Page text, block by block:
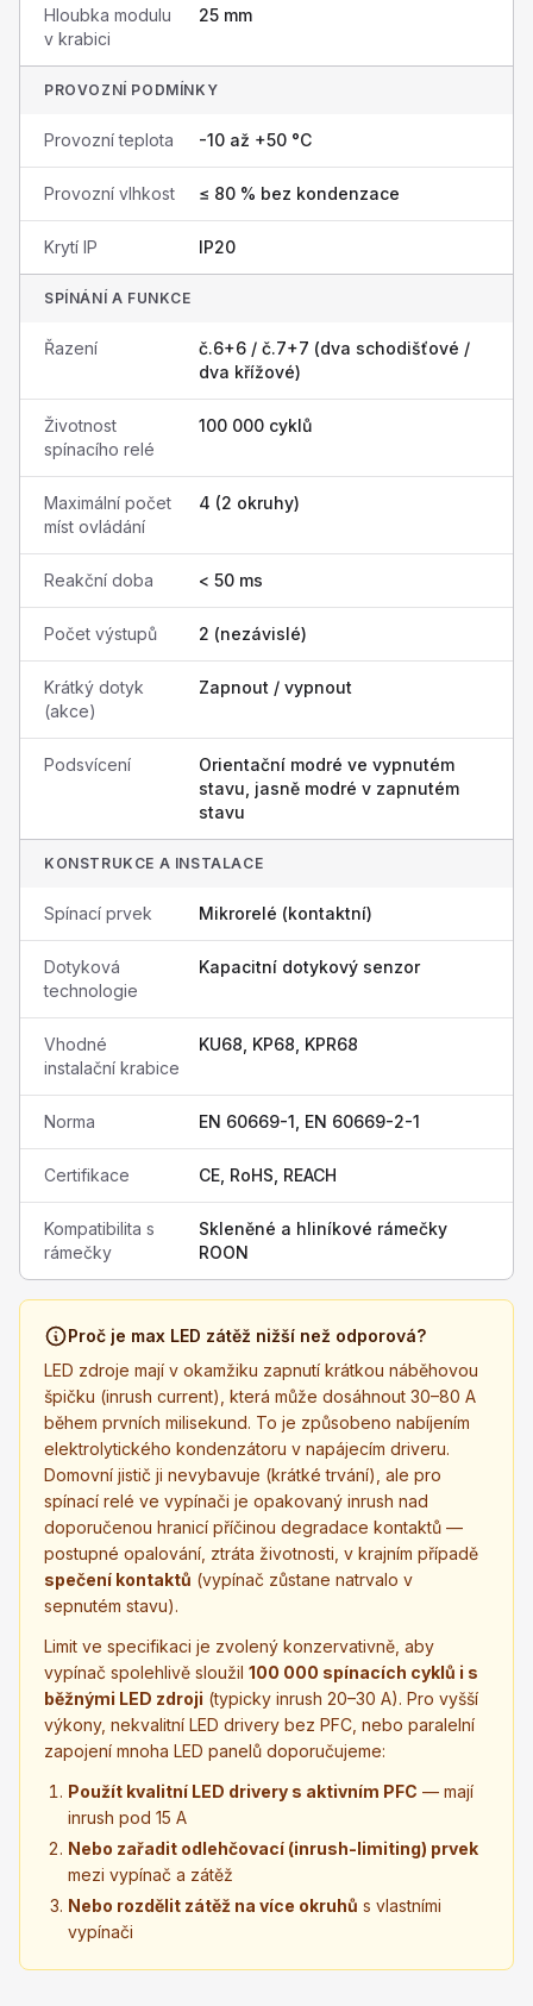
Hloubka modulu
v krabici
25 mm
PROVOZNÍ PODMÍNKY
Provozní teplota -10 až +50 °C
Provozní vlhkost ≤ 80 % bez kondenzace
Krytí IP IP20
SPÍNÁNÍ A FUNKCE
Řazení
č.6+6 / č.7+7 (dva schodišťové /
dva křížové)
Životnost
spínacího relé
100 000 cyklů
Maximální počet
míst ovládání
4 (2 okruhy)
Reakční doba < 50 ms
Počet výstupů 2 (nezávislé)
Krátký dotyk
(akce)
Zapnout / vypnout
Podsvícení
Orientační modré ve vypnutém
stavu, jasně modré v zapnutém
stavu
KONSTRUKCE A INSTALACE
Spínací prvek Mikrorelé (kontaktní)
Dotyková
technologie
Kapacitní dotykový senzor
Vhodné
instalační krabice
KU68, KP68, KPR68
Norma EN 60669-1, EN 60669-2-1
Certifikace CE, RoHS, REACH
Kompatibilita s
rámečky
Skleněné a hliníkové rámečky
ROON
Proč je max LED zátěž nižší než odporová?
LED zdroje mají v okamžiku zapnutí krátkou náběhovou
špičku (inrush current), která může dosáhnout 30–80 A
během prvních milisekund. To je způsobeno nabíjením
elektrolytického kondenzátoru v napájecím driveru.
Domovní jistič ji nevybavuje (krátké trvání), ale pro
spínací relé ve vypínači je opakovaný inrush nad
doporučenou hranicí příčinou degradace kontaktů —
postupné opalování, ztráta životnosti, v krajním případě
spečení kontaktů (vypínač zůstane natrvalo v
sepnutém stavu).
Limit ve specifikaci je zvolený konzervativně, aby
vypínač spolehlivě sloužil 100 000 spínacích cyklů i s
běžnými LED zdroji (typicky inrush 20–30 A). Pro vyšší
výkony, nekvalitní LED drivery bez PFC, nebo paralelní
zapojení mnoha LED panelů doporučujeme:
Použít kvalitní LED drivery s aktivním PFC — mají
inrush pod 15 A
Nebo zařadit odlehčovací (inrush-limiting) prvek
mezi vypínač a zátěž
Nebo rozdělit zátěž na více okruhů s vlastními
vypínači